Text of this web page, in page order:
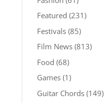
Featured (231)
Festivals(85)
Film News(813)
Food (68)
Games(1)
Guitar Chords(149)